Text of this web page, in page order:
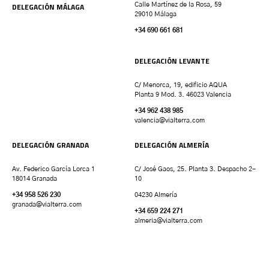
DELEGACIÓN MÁLAGA
Calle Martínez de la Rosa, 59
29010 Málaga
+34 690 661 681
DELEGACIÓN LEVANTE
C/ Menorca, 19, edificio AQUA
Planta 9 Mod. 3. 46023 Valencia
+34 962 438 985
valencia@vialterra.com
DELEGACIÓN GRANADA
Av. Federico García Lorca 1
18014 Granada
+34 958 526 230
granada@vialterra.com
DELEGACIÓN ALMERÍA
C/ José Gaos, 25. Planta 3. Despacho 2-
10
04230 Almería
+34 659 224 271
almeria@vialterra.com